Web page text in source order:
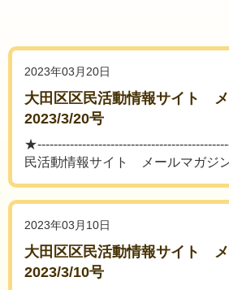
2023年03月20日
大田区区民活動情報サイト
2023/3/20号
民活動情報サイト メールマガジ
2023年03月10日
大田区区民活動情報サイト
2023/3/10号